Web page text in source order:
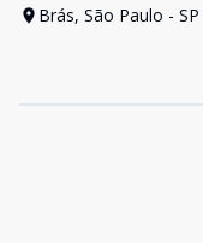
Brás, São Paulo - SP